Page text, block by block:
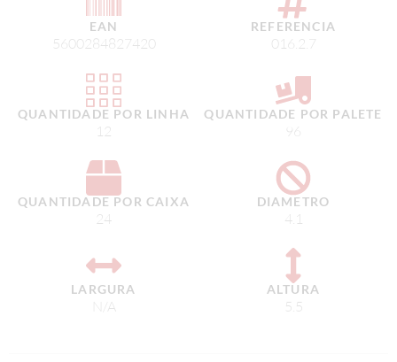
EAN
5600284827420
QUANTIDADE POR LINHA
12
QUANTIDADE POR CAIXA
24
LARGURA
N/A
REFERENCIA
016.2.7
QUANTIDADE POR PALETE
96
DIAMETRO
4.1
ALTURA
5.5